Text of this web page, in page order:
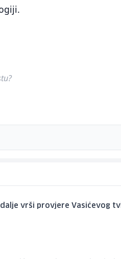
vrši provjere Vasićevog